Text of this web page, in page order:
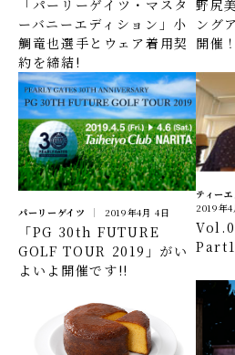
「パーリーゲイツ・マスタ
ーバニーエディション」小
鯛竜也選手とウェア着用契
約を締結!
野尻
ング
開催！
パーリーゲイツ 2019年4月 4日
「PG 30th FUTURE
GOLF TOUR 2019」がい
よいよ開催です!!
ティー
2019年4
Part1